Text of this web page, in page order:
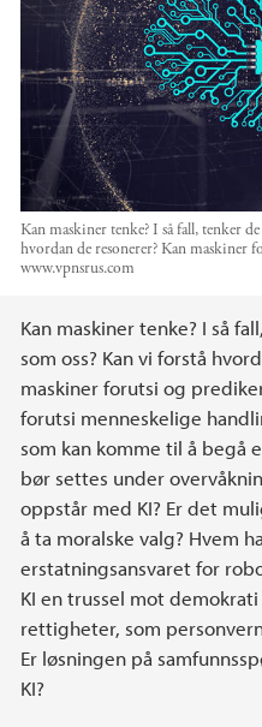
Kan maskiner tenke? I så fall, tenker
hvordan de resonerer? Kan maskiner
www.vpnsrus.com
Hovedinnhold
Kan maskiner tenke? I så
som oss? Kan vi forstå
maskiner forutsi og
forutsi menneskelige
som kan komme til å begå
bør settes under
oppstår med KI? Er det
å ta moralske valg? Hvem
erstatningsansvaret for
KI en trussel mot
rettigheter, som
Er løsningen på
KI?